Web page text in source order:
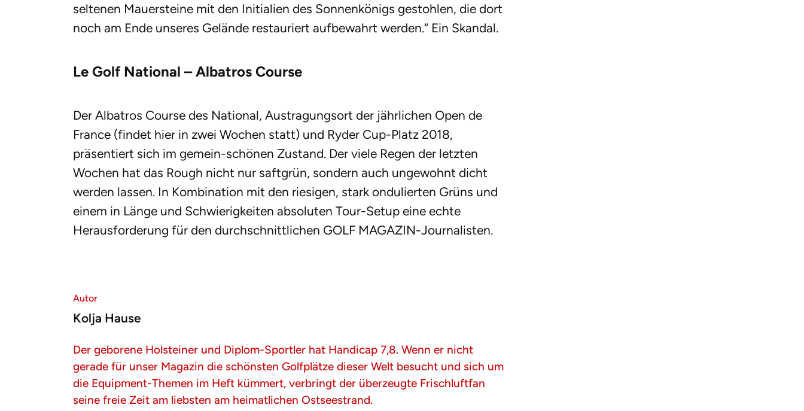
seltenen Mauersteine mit den Initialien des Sonnenkönigs gestohlen, die dort
noch am Ende unseres Gelände restauriert aufbewahrt werden.“ Ein Skandal.
Le Golf National – Albatros Course
Der Albatros Course des National, Austragungsort der jährlichen Open de
France (findet hier in zwei Wochen statt) und Ryder Cup-Platz 2018,
präsentiert sich im gemein-schönen Zustand. Der viele Regen der letzten
Wochen hat das Rough nicht nur saftgrün, sondern auch ungewohnt dicht
werden lassen. In Kombination mit den riesigen, stark ondulierten Grüns und
einem in Länge und Schwierigkeiten absoluten Tour-Setup eine echte
Herausforderung für den durchschnittlichen GOLF MAGAZIN-Journalisten.
Autor
Kolja Hause
Der geborene Holsteiner und Diplom-Sportler hat Handicap 7,8. Wenn er nicht
gerade für unser Magazin die schönsten Golfplätze dieser Welt besucht und sich um
die Equipment-Themen im Heft kümmert, verbringt der überzeugte Frischluftfan
seine freie Zeit am liebsten am heimatlichen Ostseestrand.